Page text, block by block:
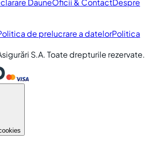
DauneOficii & ContactDespre
de prelucrare a datelorPolitica
S.A. Toate drepturile rezervate.